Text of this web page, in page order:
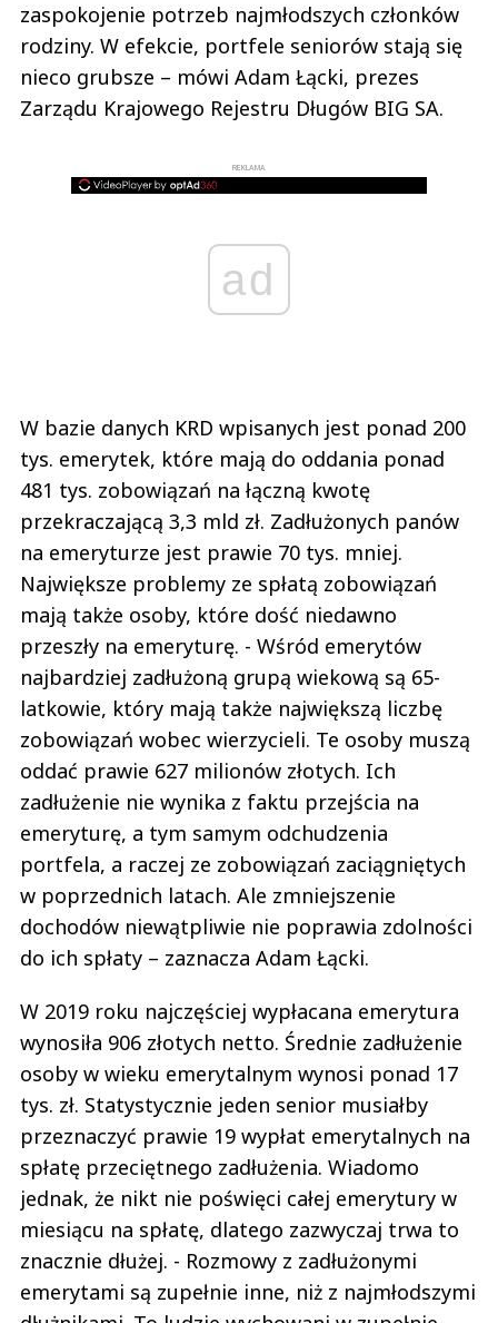
zaspokojenie potrzeb najmłodszych członków
rodziny. W efekcie, portfele seniorów stają się
nieco grubsze – mówi Adam Łącki, prezes
Zarządu Krajowego Rejestru Długów BIG SA.
REKLAMA
ad
W bazie danych KRD wpisanych jest ponad 200
tys. emerytek, które mają do oddania ponad
481 tys. zobowiązań na łączną kwotę
przekraczającą 3,3 mld zł. Zadłużonych panów
na emeryturze jest prawie 70 tys. mniej.
Największe problemy ze spłatą zobowiązań
mają także osoby, które dość niedawno
przeszły na emeryturę. - Wśród emerytów
najbardziej zadłużoną grupą wiekową są 65-
latkowie, który mają także największą liczbę
zobowiązań wobec wierzycieli. Te osoby muszą
oddać prawie 627 milionów złotych. Ich
zadłużenie nie wynika z faktu przejścia na
emeryturę, a tym samym odchudzenia
portfela, a raczej ze zobowiązań zaciągniętych
w poprzednich latach. Ale zmniejszenie
dochodów niewątpliwie nie poprawia zdolności
do ich spłaty – zaznacza Adam Łącki.
W 2019 roku najczęściej wypłacana emerytura
wynosiła 906 złotych netto. Średnie zadłużenie
osoby w wieku emerytalnym wynosi ponad 17
tys. zł. Statystycznie jeden senior musiałby
przeznaczyć prawie 19 wypłat emerytalnych na
spłatę przeciętnego zadłużenia. Wiadomo
jednak, że nikt nie poświęci całej emerytury w
miesiącu na spłatę, dlatego zazwyczaj trwa to
znacznie dłużej. - Rozmowy z zadłużonymi
emerytami są zupełnie inne, niż z najmłodszymi